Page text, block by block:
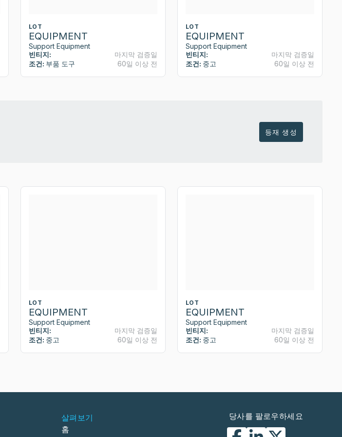
LOT
EQUIPMENT
Support Equipment
빈티지:
조건: 부품 도구
마지막 검증일
60일 이상 전
LOT
EQUIPMENT
Support Equipment
빈티지:
조건: 중고
마지막 검증일
60일 이상 전
등재 생성
LOT
EQUIPMENT
Support Equipment
빈티지:
조건: 중고
마지막 검증일
60일 이상 전
LOT
EQUIPMENT
Support Equipment
빈티지:
조건: 중고
마지막 검증일
60일 이상 전
살펴보기
홈
당사를 팔로우하세요